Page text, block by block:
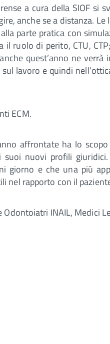
a cura della SIOF
anche se a distanza.
parte pratica con
il ruolo di perito, CTU,
quest’anno ne
lavoro e quindi
ECM.
affrontate ha lo
suoi nuovi profili
giorno e che una più
nel rapporto con il
INAIL, Medici